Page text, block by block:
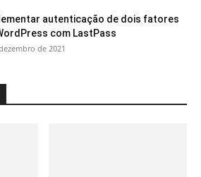
autenticação de dois fatores
com LastPass
de 2021